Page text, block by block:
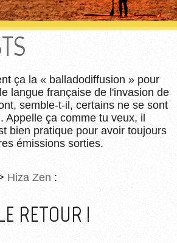
ça la « balladodiffusion » pour
langue française de l'invasion de
semble-t-il, certains ne se sont
Appelle ça comme tu veux, il
bien pratique pour avoir toujours
émissions sorties.
Hiza Zen :
RETOUR !